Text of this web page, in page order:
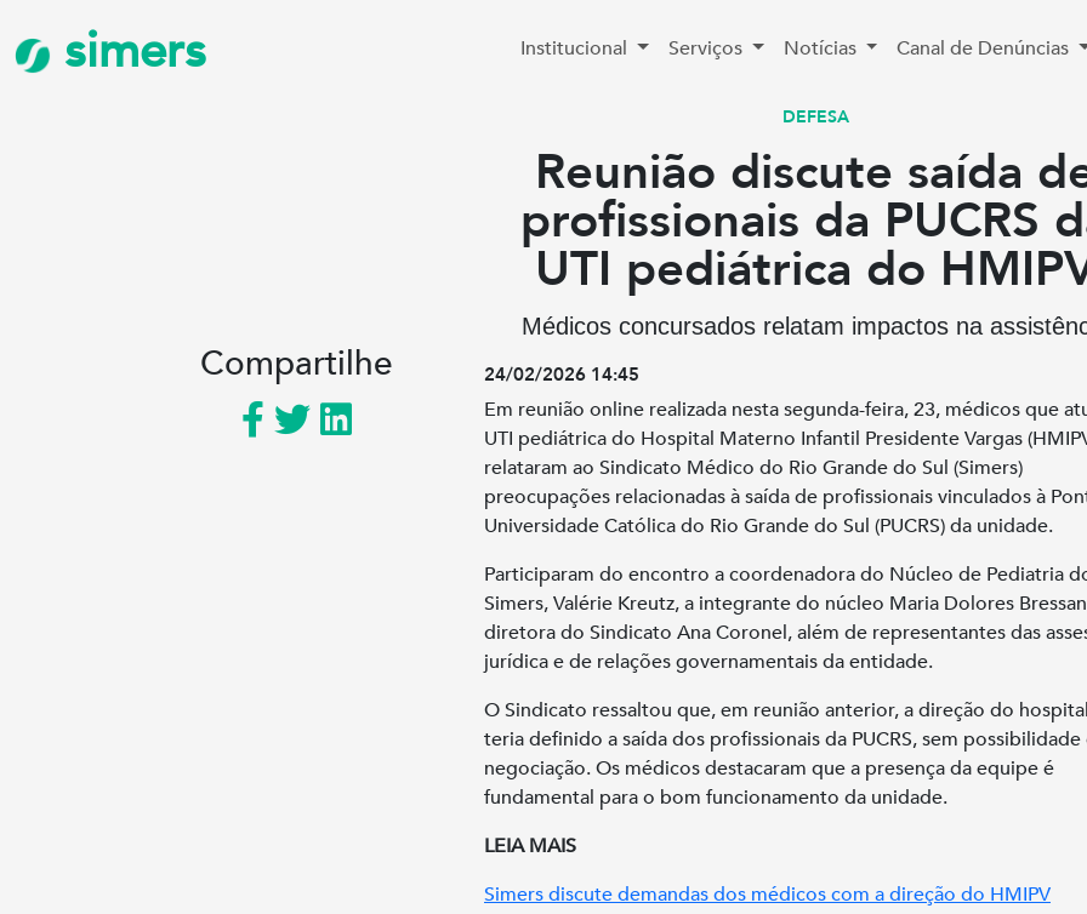
simers Institucional Serviços Notícias Canal de Denúncias
DEFESA
Reunião discute saída
profissionais da PUCRS
UTI pediátrica do
Médicos concursados relatam impactos na
Compartilhe 24/02/2026 14:45
Em reunião online realizada nesta segunda-feira, 23, médicos que
UTI pediátrica do Hospital Materno Infantil Presidente Vargas
relataram ao Sindicato Médico do Rio Grande do Sul (Simers)
preocupações relacionadas à saída de profissionais vinculados à
Universidade Católica do Rio Grande do Sul (PUCRS) da unidade.
Participaram do encontro a coordenadora do Núcleo de Pediatria
Simers, Valérie Kreutz, a integrante do núcleo Maria Dolores
diretora do Sindicato Ana Coronel, além de representantes das
jurídica e de relações governamentais da entidade.
O Sindicato ressaltou que, em reunião anterior, a direção do
teria definido a saída dos profissionais da PUCRS, sem possibilidade
negociação. Os médicos destacaram que a presença da equipe é
fundamental para o bom funcionamento da unidade.
LEIA MAIS
Simers discute demandas dos médicos com a direção do HMIPV